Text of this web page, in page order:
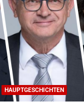
HAUPTGESCHICHTEN